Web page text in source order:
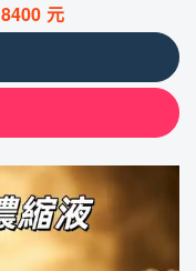
8400 元